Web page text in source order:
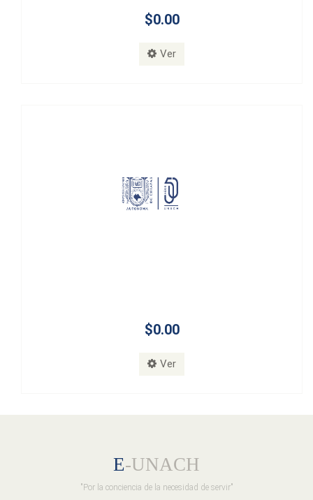
$0.00
Ver
$0.00
Ver
E-UNACH
"Por la conciencia de la necesidad de servir"